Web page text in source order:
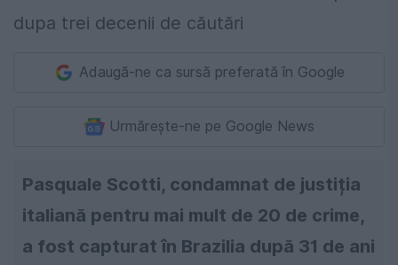
Adaugă-ne ca sursă preferată în Google
Urmărește-ne pe Google News
Pasquale Scotti, condamnat de justiția
italiană pentru mai mult de 20 de crime,
a fost capturat în Brazilia după 31 de ani